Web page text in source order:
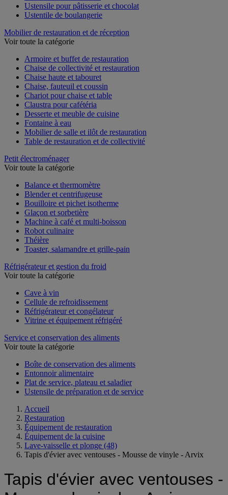
Ustensile pour pâtisserie et chocolat
Ustentile de boulangerie
Mobilier de restauration et de réception
Voir toute la catégorie
Armoire et buffet de restauration
Chaise de collectivité et restauration
Chaise haute et tabouret
Chaise, fauteuil et coussin
Chariot pour chaise et table
Claustra pour cafétéria
Desserte et meuble de cuisine
Fontaine à eau
Mobilier de salle et ilôt de restauration
Table de restauration et de collectivité
Petit électroménager
Voir toute la catégorie
Balance et thermomètre
Blender et centrifugeuse
Bouilloire et pichet isotherme
Glaçon et sorbetière
Machine à café et multi-boisson
Robot culinaire
Théière
Toaster, salamandre et grille-pain
Réfrigérateur et gestion du froid
Voir toute la catégorie
Cave à vin
Cellule de refroidissement
Réfrigérateur et congélateur
Vitrine et équipement réfrigéré
Service et conservation des aliments
Voir toute la catégorie
Boîte de conservation des aliments
Entonnoir alimentaire
Plat de service, plateau et saladier
Ustensile de préparation et de service
Accueil
Restauration
Équipement de restauration
Équipement de la cuisine
Lave-vaisselle et plonge (48)
Tapis d'évier avec ventouses - Mousse de vinyle - Arvix
Tapis d'évier avec ventouses -